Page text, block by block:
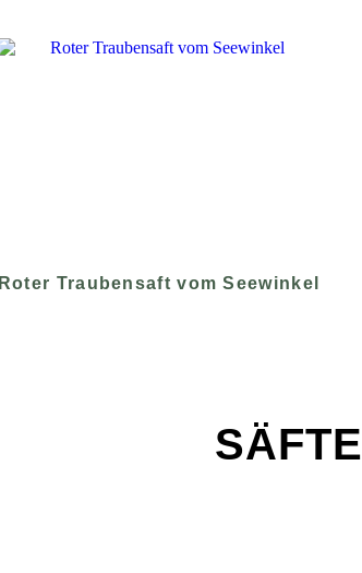
Roter Traubensaft vom Seewinkel
SÄFTE